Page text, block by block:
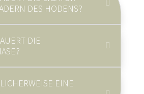
DES HODENS?
DIE
EINE